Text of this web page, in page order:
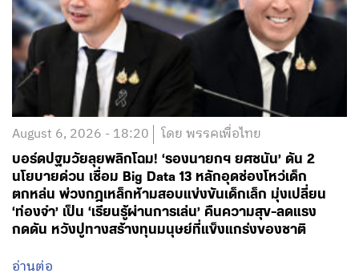
August 6, 2026 - 18:20 โดย พรรคเพื่อไทย
บอร์ดปฐมวัยลุยพลิกโฉม! ‘รองนายกฯ ยศชนัน’ ดัน 2
นโยบายด่วน เชื่อม Big Data 13 หลักอุดช่องโหว่เด็ก
ตกหล่น พ่วงกฎเหล็กห้ามสอบแข่งขันเด็กเล็ก มุ่งเปลี่ยน
‘ท่องจำ’ เป็น ‘เรียนรู้ผ่านการเล่น’ คืนความสุข-ลดแรง
กดดัน หวังปูทางสร้างทุนมนุษย์ที่แข็งแกร่งของชาติ
อ่านต่อ